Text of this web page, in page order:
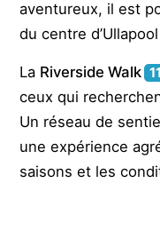
aventureux, il est
du centre
La Riverside Walk 11
ceux qui
Un réseau de
une expérience
saisons et les